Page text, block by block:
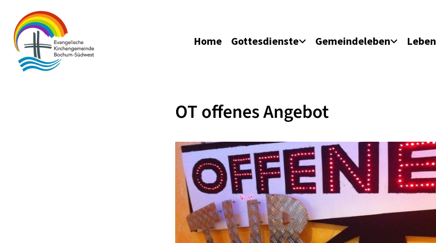
Home Gottesdienste Gemeindeleben
OT offenes Angebot